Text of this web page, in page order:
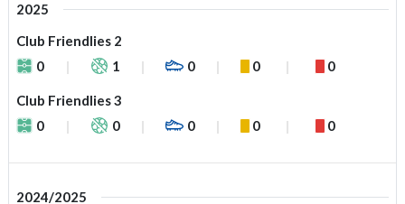
2025
Club Friendlies 2
0
1 0 0 0
Club Friendlies 3
0
0 0 0 0
2024/2025